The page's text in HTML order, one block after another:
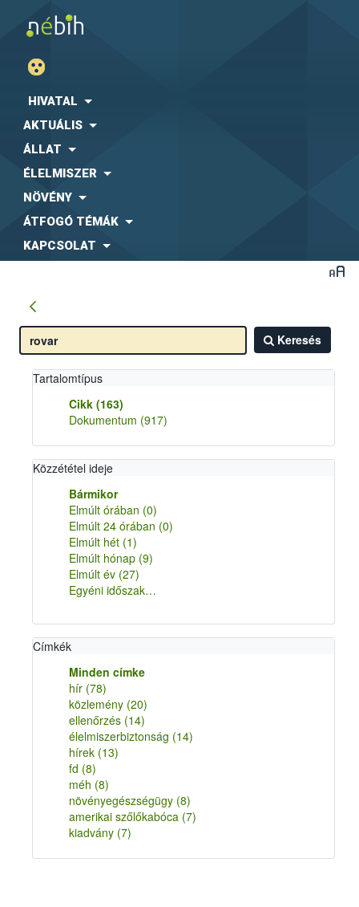
HIVATAL
AKTUÁLIS
ÁLLAT
ÉLELMISZER
NÖVÉNY
ÁTFOGÓ TÉMÁK
KAPCSOLAT
Keresés
Tartalomtípus
Cikk (163)
Dokumentum (917)
Közzététel ideje
Bármikor
Elmúlt órában (0)
Elmúlt 24 órában (0)
Elmúlt hét (1)
Elmúlt hónap (9)
Elmúlt év (27)
Egyéni időszak…
Címkék
Minden címke
hír (78)
közlemény (20)
ellenőrzés (14)
élelmiszerbiztonság (14)
hírek (13)
fd (8)
méh (8)
növényegészségügy (8)
amerikai szőlőkabóca (7)
kiadvány (7)